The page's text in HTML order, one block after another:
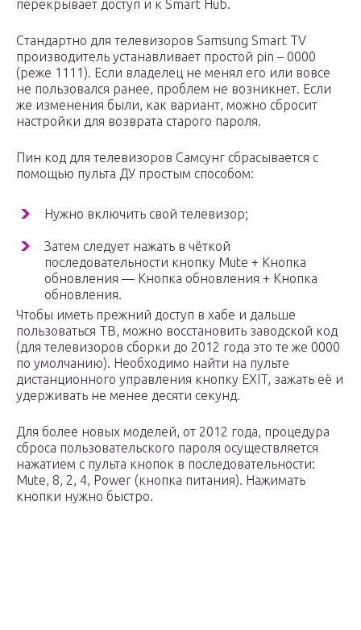
перекрывает доступ и к Smart Hub.
Стандартно для телевизоров Samsung Smart TV
производитель устанавливает простой pin – 0000
(реже 1111). Если владелец не менял его или вовсе
не пользовался ранее, проблем не возникнет. Если
же изменения были, как вариант, можно сбросит
настройки для возврата старого пароля.
Пин код для телевизоров Самсунг сбрасывается с
помощью пульта ДУ простым способом:
Нужно включить свой телевизор;
Затем следует нажать в чёткой
последовательности кнопку Mute + Кнопка
обновления — Кнопка обновления + Кнопка
обновления.
Чтобы иметь прежний доступ в хабе и дальше
пользоваться ТВ, можно восстановить заводской код
(для телевизоров сборки до 2012 года это те же 0000
по умолчанию). Необходимо найти на пульте
дистанционного управления кнопку EXIT, зажать её и
удерживать не менее десяти секунд.
Для более новых моделей, от 2012 года, процедура
сброса пользовательского пароля осуществляется
нажатием с пульта кнопок в последовательности:
Mute, 8, 2, 4, Power (кнопка питания). Нажимать
кнопки нужно быстро.